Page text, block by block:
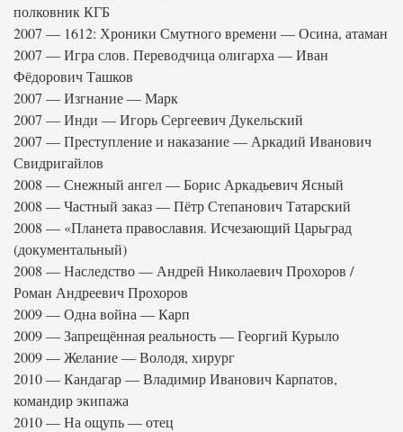
полковник КГБ
2007 — 1612: Хроники Смутного времени — Осина, атаман
2007 — Игра слов. Переводчица олигарха — Иван
Фёдорович Ташков
2007 — Изгнание — Марк
2007 — Инди — Игорь Сергеевич Дукельский
2007 — Преступление и наказание — Аркадий Иванович
Свидригайлов
2008 — Снежный ангел — Борис Аркадьевич Ясный
2008 — Частный заказ — Пётр Степанович Татарский
2008 — «Планета православия. Исчезающий Царьград
(документальный)
2008 — Наследство — Андрей Николаевич Прохоров /
Роман Андреевич Прохоров
2009 — Одна война — Карп
2009 — Запрещённая реальность — Георгий Курыло
2009 — Желание — Володя, хирург
2010 — Кандагар — Владимир Иванович Карпатов,
командир экипажа
2010 — На ощупь — отец